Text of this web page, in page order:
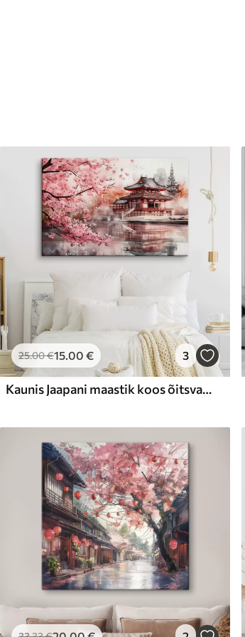
25.00€15.00 € 3
Kaunis Jaapani maastik koos õitsva kirsipuu ja majaga järve ääres